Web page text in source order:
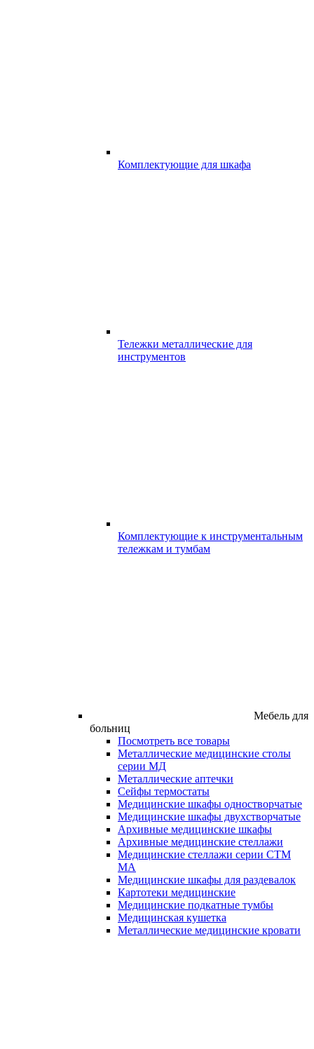
Комплектующие для шкафа
Тележки металлические для
инструментов
Комплектующие к инструментальным
тележкам и тумбам
Мебель для
больниц
Посмотреть все товары
Металлические медицинские столы
серии МД
Металлические аптечки
Сейфы термостаты
Медицинские шкафы одностворчатые
Медицинские шкафы двухстворчатые
Архивные медицинские шкафы
Архивные медицинские стеллажи
Медицинские стеллажи серии СТМ
МА
Медицинские шкафы для раздевалок
Картотеки медицинские
Медицинские подкатные тумбы
Медицинская кушетка
Металлические медицинские кровати